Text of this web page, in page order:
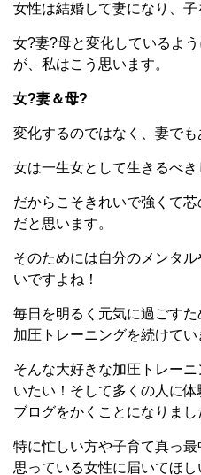
女性は結婚して妻になり、子
女?妻?母と変化しているよ
が、私はこう思います。
女?妻＆母?
変化するのではなく、妻でも
女は一生女として生きるべき
だからこそきれいで強くて
だと思います。
そのためには自分のメンタ
いですよね！
毎日を明るく元気に過ごすた
加圧トレーニングを続けてい
そんな大好きな加圧トレー
いたい！そして多くの人に体
ブログをかくことになりまし
特に忙しい方や子育て真っ
思っている女性に届いてほ